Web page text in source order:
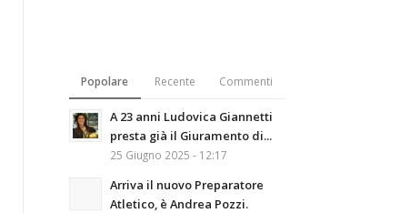
Popolare Recente Commenti
A 23 anni Ludovica Giannetti
presta già il Giuramento di...
25 Giugno 2025 - 12:17
Arriva il nuovo Preparatore
Atletico, è Andrea Pozzi.